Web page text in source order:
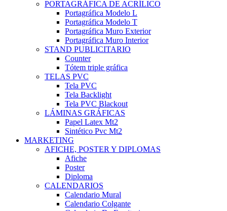
PORTAGRÁFICA DE ACRÍLICO
Portagráfica Modelo L
Portagráfica Modelo T
Portagráfica Muro Exterior
Portagráfica Muro Interior
STAND PUBLICITARIO
Counter
Tótem triple gráfica
TELAS PVC
Tela PVC
Tela Backlight
Tela PVC Blackout
LÁMINAS GRÁFICAS
Papel Latex Mt2
Sintético Pvc Mt2
MARKETING
AFICHE, POSTER Y DIPLOMAS
Afiche
Poster
Diploma
CALENDARIOS
Calendario Mural
Calendario Colgante